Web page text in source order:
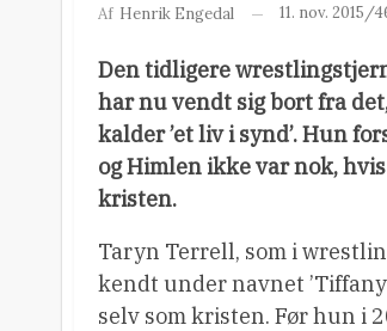
Af Henrik Engedal 11. nov. 2015/
Den tidligere
har nu vendt sig bort fra
kalder ’et liv i synd’. Hun
og Himlen ikke var nok,
kristen.
Taryn Terrell, som i
kendt under navnet
selv som kristen. Før hun i